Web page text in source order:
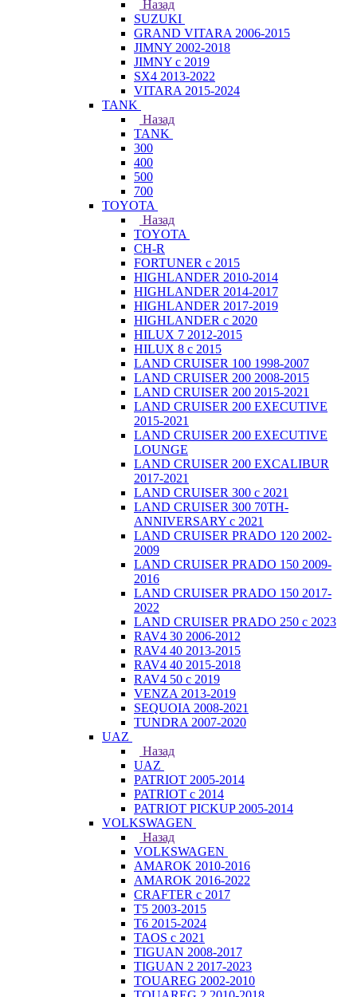
Назад
SUZUKI
GRAND VITARA 2006-2015
JIMNY 2002-2018
JIMNY с 2019
SX4 2013-2022
VITARA 2015-2024
TANK
Назад
TANK
300
400
500
700
TOYOTA
Назад
TOYOTA
CH-R
FORTUNER с 2015
HIGHLANDER 2010-2014
HIGHLANDER 2014-2017
HIGHLANDER 2017-2019
HIGHLANDER с 2020
HILUX 7 2012-2015
HILUX 8 с 2015
LAND CRUISER 100 1998-2007
LAND CRUISER 200 2008-2015
LAND CRUISER 200 2015-2021
LAND CRUISER 200 EXECUTIVE
2015-2021
LAND CRUISER 200 EXECUTIVE
LOUNGE
LAND CRUISER 200 EXCALIBUR
2017-2021
LAND CRUISER 300 с 2021
LAND CRUISER 300 70TH-
ANNIVERSARY с 2021
LAND CRUISER PRADO 120 2002-
2009
LAND CRUISER PRADO 150 2009-
2016
LAND CRUISER PRADO 150 2017-
2022
LAND CRUISER PRADO 250 с 2023
RAV4 30 2006-2012
RAV4 40 2013-2015
RAV4 40 2015-2018
RAV4 50 с 2019
VENZA 2013-2019
SEQUOIA 2008-2021
TUNDRA 2007-2020
UAZ
Назад
UAZ
PATRIOT 2005-2014
PATRIOT с 2014
PATRIOT PICKUP 2005-2014
VOLKSWAGEN
Назад
VOLKSWAGEN
AMAROK 2010-2016
AMAROK 2016-2022
CRAFTER с 2017
T5 2003-2015
T6 2015-2024
TAOS с 2021
TIGUAN 2008-2017
TIGUAN 2 2017-2023
TOUAREG 2002-2010